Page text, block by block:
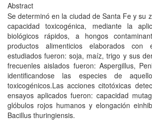
Abstract
Se determinó en la ciudad de Santa Fe y su
capacidad toxicogénica, mediante la
biológicos rápidos, a hongos
productos alimenticios elaborados con
estudiados fueron: soja, maíz, trigo y sus
frecuenles aislados fueron: Aspergillus,
identificandose las especies de
toxicogénicos.Las acciones citotóxicas
ensayos aplicados fueron: capacidad
glóbulos rojos humanos y elongación
Bacillus thuringiensis.